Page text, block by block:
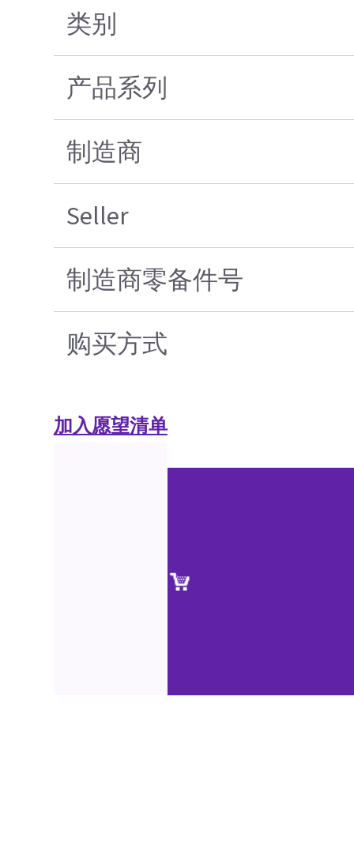
类别
产品系列
制造商
Seller
制造商零备件号
购买方式
加入愿望清单